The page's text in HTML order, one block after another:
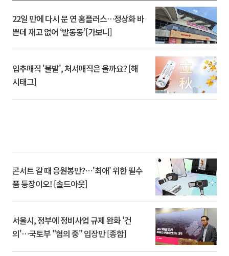
22일 만에 다시 문 연 홈플러스…정상화 바
쁜데 재고 없어 ‘발동동’[가보니]
입추매직 '불발', 처서매직은 올까요? [해
시태그]
콘서트 갈 때 응원봉만?⋯'최애' 위한 필수
품 등장이오! [솔드아웃]
서울시, 정부에 정비사업 규제 완화 '건
의'⋯국토부 "협의 중" 입장만 [종합]